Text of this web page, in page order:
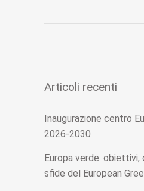
Articoli recenti
Inaugurazione centro
2026-2030
Europa verde: obiettivi,
sfide del European